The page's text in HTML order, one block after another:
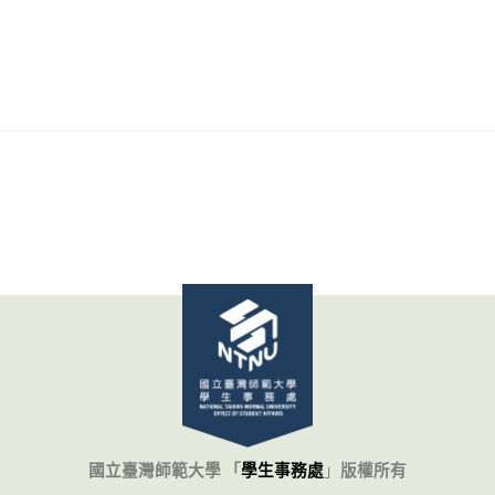
國立臺灣師範大學 「學生事務處 」 版權所有